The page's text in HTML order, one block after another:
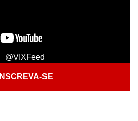
@VIXFeed
INSCREVA-SE